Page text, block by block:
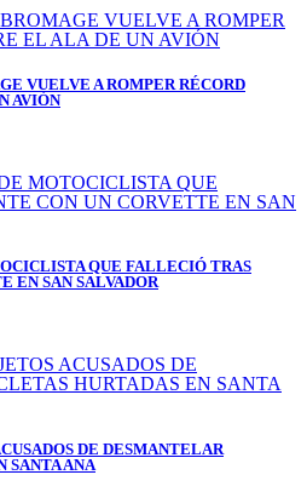
VUELVE A ROMPER RÉCORD
AVIÓN
QUE FALLECIÓ TRAS
EN SAN SALVADOR
DE DESMANTELAR
SANTA ANA